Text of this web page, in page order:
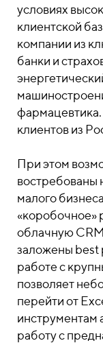
условиях
клиентской
компании из
банки и
клиентов из
При этом
востребованы
малого
«коробочное»
облачную
заложены best
работе с
позволяет
перейти от
инструментам
работу с